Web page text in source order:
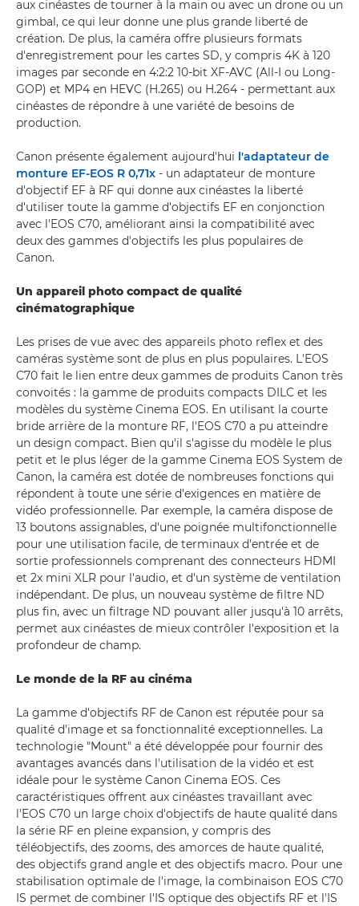
aux cinéastes de tourner à la main ou avec un drone ou un
gimbal, ce qui leur donne une plus grande liberté de
création. De plus, la caméra offre plusieurs formats
d'enregistrement pour les cartes SD, y compris 4K à 120
images par seconde en 4:2:2 10-bit XF-AVC (All-I ou Long-
GOP) et MP4 en HEVC (H.265) ou H.264 - permettant aux
cinéastes de répondre à une variété de besoins de
production.
Canon présente également aujourd'hui l'adaptateur de
monture EF-EOS R 0,71x - un adaptateur de monture
d'objectif EF à RF qui donne aux cinéastes la liberté
d'utiliser toute la gamme d'objectifs EF en conjonction
avec l'EOS C70, améliorant ainsi la compatibilité avec
deux des gammes d'objectifs les plus populaires de
Canon.
Un appareil photo compact de qualité
cinématographique
Les prises de vue avec des appareils photo reflex et des
caméras système sont de plus en plus populaires. L'EOS
C70 fait le lien entre deux gammes de produits Canon très
convoités : la gamme de produits compacts DILC et les
modèles du système Cinema EOS. En utilisant la courte
bride arrière de la monture RF, l'EOS C70 a pu atteindre
un design compact. Bien qu'il s'agisse du modèle le plus
petit et le plus léger de la gamme Cinema EOS System de
Canon, la caméra est dotée de nombreuses fonctions qui
répondent à toute une série d'exigences en matière de
vidéo professionnelle. Par exemple, la caméra dispose de
13 boutons assignables, d'une poignée multifonctionnelle
pour une utilisation facile, de terminaux d'entrée et de
sortie professionnels comprenant des connecteurs HDMI
et 2x mini XLR pour l'audio, et d'un système de ventilation
indépendant. De plus, un nouveau système de filtre ND
plus fin, avec un filtrage ND pouvant aller jusqu'à 10 arrêts,
permet aux cinéastes de mieux contrôler l'exposition et la
profondeur de champ.
Le monde de la RF au cinéma
La gamme d'objectifs RF de Canon est réputée pour sa
qualité d'image et sa fonctionnalité exceptionnelles. La
technologie "Mount" a été développée pour fournir des
avantages avancés dans l'utilisation de la vidéo et est
idéale pour le système Canon Cinema EOS. Ces
caractéristiques offrent aux cinéastes travaillant avec
l'EOS C70 un large choix d'objectifs de haute qualité dans
la série RF en pleine expansion, y compris des
téléobjectifs, des zooms, des amorces de haute qualité,
des objectifs grand angle et des objectifs macro. Pour une
stabilisation optimale de l'image, la combinaison EOS C70
IS permet de combiner l'IS optique des objectifs RF et l'IS